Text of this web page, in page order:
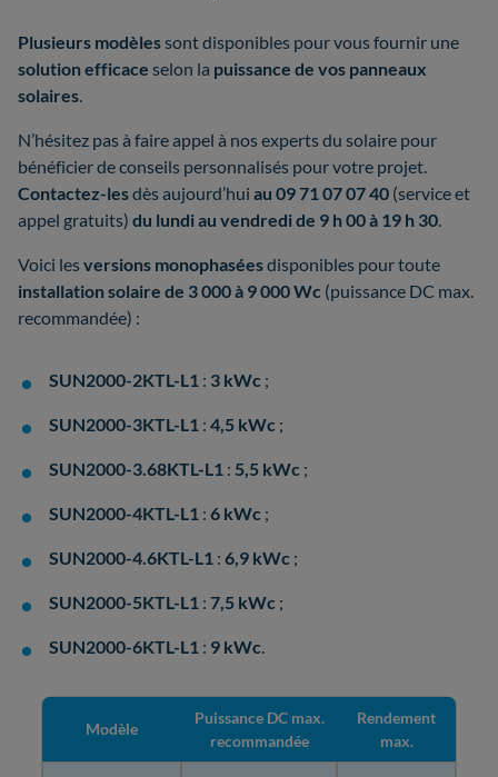
Plusieurs modèlessont disponibles pour vous fournir une
solution efficace selon la puissance de vos panneaux
solaires
N’hésitez pas à faire appel à nos experts du solaire pour
bénéficier de conseils personnalisés pour votre projet.
Contactez-lesdès aujourd’hui au 09 71 07 07 40 (service et
appel gratuits) du lundi au vendredi de 9 h 00 à 19 h 30
Voici lesversions monophaséesdisponibles pour toute
installation solaire de 3 000 à 9 000 Wc (puissance DC max.
recommandée) :
SUN2000-2KTL-L1 : 3 kWc ;
SUN2000-3KTL-L1 : 4,5 kWc ;
SUN2000-3.68KTL-L1 : 5,5 kWc ;
SUN2000-4KTL-L1 : 6 kWc ;
SUN2000-4.6KTL-L1 : 6,9 kWc ;
SUN2000-5KTL-L1 : 7,5 kWc ;
SUN2000-6KTL-L1 : 9 kWc
Modèle
Puissance DC max.
recommandée
Rendement
max.